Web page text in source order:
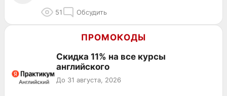
51 Обсудить
ПРОМОКОДЫ
Скидка 11% на все курсы
английского
До 31 августа, 2026